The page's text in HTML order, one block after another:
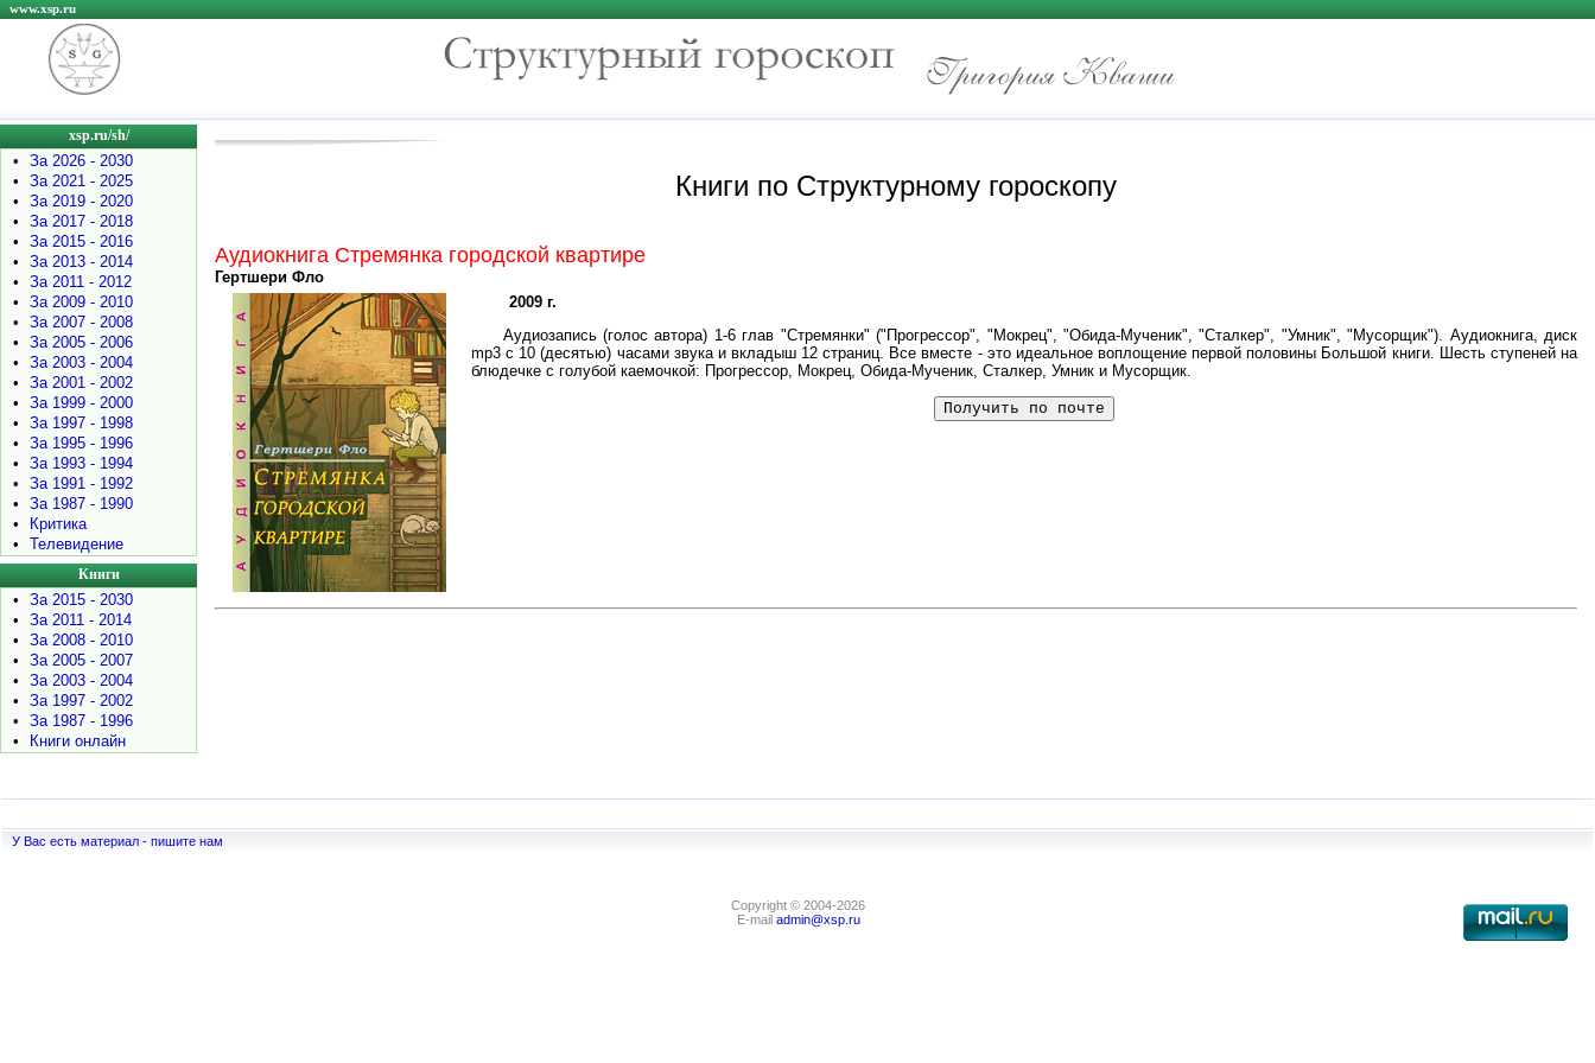
www.xsp.ru
xsp.ru/sh/
•
За 2026 - 2030
•
За 2021 - 2025
•
За 2019 - 2020
•
За 2017 - 2018
•
За 2015 - 2016
•
За 2013 - 2014
•
За 2011 - 2012
•
За 2009 - 2010
•
За 2007 - 2008
•
За 2005 - 2006
•
За 2003 - 2004
•
За 2001 - 2002
•
За 1999 - 2000
•
За 1997 - 1998
•
За 1995 - 1996
•
За 1993 - 1994
•
За 1991 - 1992
•
За 1987 - 1990
•
Критика
•
Телевидение
Книги
•
За 2015 - 2030
•
За 2011 - 2014
•
За 2008 - 2010
•
За 2005 - 2007
•
За 2003 - 2004
•
За 1997 - 2002
•
За 1987 - 1996
•
Книги онлайн
Книги по Структурному гороскопу
Аудиокнига Стремянка городской квартире
Гертшери Фло
2009 г.
Аудиозапись (голос автора) 1-6 глав "Стремянки" ("Прогрессор", "Мокрец", "Обида-Мученик", "Сталкер", "Умник", "Мусорщик"). Аудиокнига, диск
mp3 c 10 (десятью) часами звука и вкладыш 12 страниц. Все вместе - это идеальное воплощение первой половины Большой книги. Шесть ступеней на
блюдечке с голубой каемочкой: Прогрессор, Мокрец, Обида-Мученик, Сталкер, Умник и Мусорщик.
У Вас есть материал - пишите нам
Copyright © 2004-2026
E-mail admin@xsp.ru